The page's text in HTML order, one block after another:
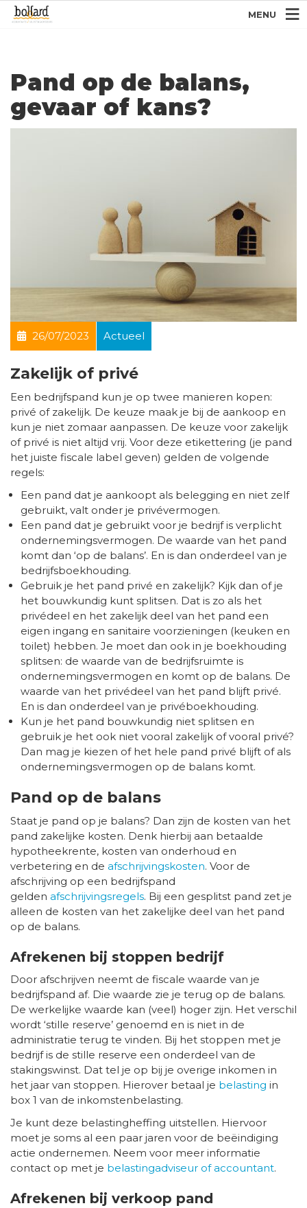
MENU
Pand op de balans,
gevaar of kans?
26/07/2023 Actueel
Zakelijk of privé
Een bedrijfspand kun je op twee manieren kopen:
privé of zakelijk. De keuze maak je bij de aankoop en
kun je niet zomaar aanpassen. De keuze voor zakelijk
of privé is niet altijd vrij. Voor deze etikettering (je pand
het juiste fiscale label geven) gelden de volgende
regels:
Een pand dat je aankoopt als belegging en niet zelf
gebruikt, valt onder je privévermogen.
Een pand dat je gebruikt voor je bedrijf is verplicht
ondernemingsvermogen. De waarde van het pand
komt dan ‘op de balans’. En is dan onderdeel van je
bedrijfsboekhouding.
Gebruik je het pand privé en zakelijk? Kijk dan of je
het bouwkundig kunt splitsen. Dat is zo als het
privédeel en het zakelijk deel van het pand een
eigen ingang en sanitaire voorzieningen (keuken en
toilet) hebben. Je moet dan ook in je boekhouding
splitsen: de waarde van de bedrijfsruimte is
ondernemingsvermogen en komt op de balans. De
waarde van het privédeel van het pand blijft privé.
En is dan onderdeel van je privéboekhouding.
Kun je het pand bouwkundig niet splitsen en
gebruik je het ook niet vooral zakelijk of vooral privé?
Dan mag je kiezen of het hele pand privé blijft of als
ondernemingsvermogen op de balans komt.
Pand op de balans
Staat je pand op je balans? Dan zijn de kosten van het
pand zakelijke kosten. Denk hierbij aan betaalde
hypotheekrente, kosten van onderhoud en
verbetering en de afschrijvingskosten. Voor de
afschrijving op een bedrijfspand
gelden afschrijvingsregels. Bij een gesplitst pand zet je
alleen de kosten van het zakelijke deel van het pand
op de balans.
Afrekenen bij stoppen bedrijf
Door afschrijven neemt de fiscale waarde van je
bedrijfspand af. Die waarde zie je terug op de balans.
De werkelijke waarde kan (veel) hoger zijn. Het verschil
wordt ‘stille reserve’ genoemd en is niet in de
administratie terug te vinden. Bij het stoppen met je
bedrijf is de stille reserve een onderdeel van de
stakingswinst. Dat tel je op bij je overige inkomen in
het jaar van stoppen. Hierover betaal je belasting in
box 1 van de inkomstenbelasting.
Je kunt deze belastingheffing uitstellen. Hiervoor
moet je soms al een paar jaren voor de beëindiging
actie ondernemen. Neem voor meer informatie
contact op met je belastingadviseur of accountant.
Afrekenen bij verkoop pand